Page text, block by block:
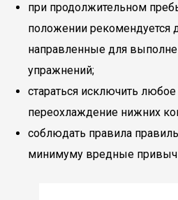
при продолжительном
положении рекомендуется
направленные для
упражнений;
стараться исключить
переохлаждение нижних
соблюдать правила
минимуму вредные